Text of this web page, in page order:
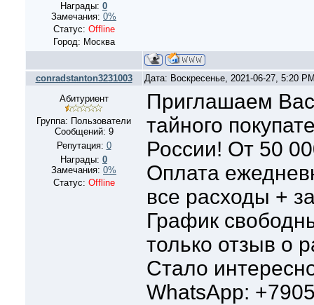
Награды: 0
Замечания: 0%
Статус: Offline
Город: Москва
conradstanton3231003
Дата: Воскресенье, 2021-06-27, 5:20
Абитуриент
Группа: Пользователи
Сообщений: 9
Репутация: 0
Награды: 0
Замечания: 0%
Статус: Offline
Приглашаем
тайного
России! От 50
Оплата
все расходы +
График
только отзыв о
Стало
WhatsApp: